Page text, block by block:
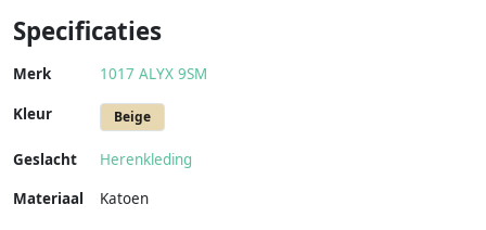
Specificaties
Merk 1017 ALYX 9SM
Kleur Beige
Geslacht
Herenkleding
Materiaal
Katoen